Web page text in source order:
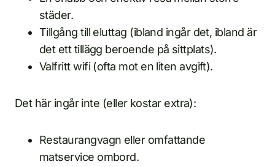
städer.
Tillgång till eluttag (ibland ingår det, ibland är
det ett tillägg beroende på sittplats).
Valfritt wifi (ofta mot en liten avgift).
Det här ingår inte (eller kostar extra):
Restaurangvagn eller omfattande
matservice ombord.